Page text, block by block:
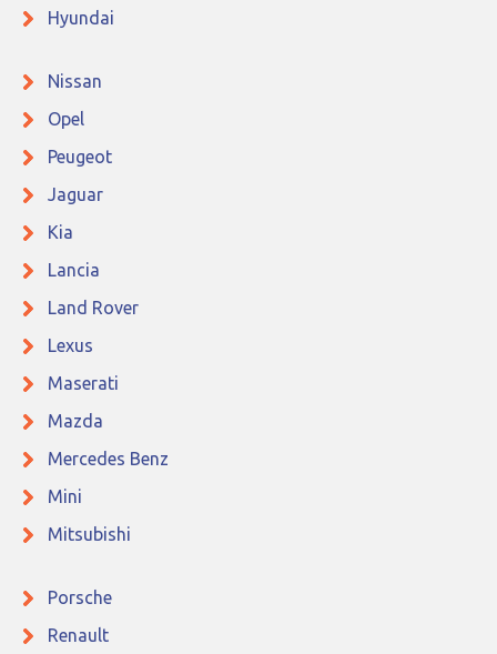
Hyundai
Nissan
Opel
Peugeot
Jaguar
Kia
Lancia
Land Rover
Lexus
Maserati
Mazda
Mercedes Benz
Mini
Mitsubishi
Porsche
Renault